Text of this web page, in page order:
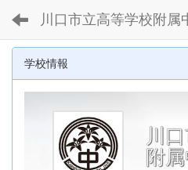
川口市立高等学校附属
学校情報
川
附